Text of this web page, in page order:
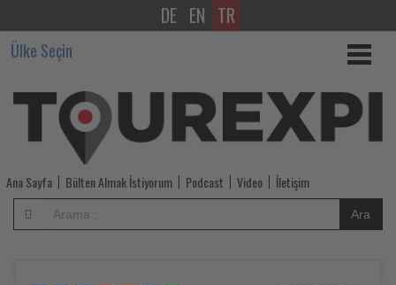
Corendon
Airlines
ihracat
şampiyonları
arasındaki
konumunu
güçlendirdi
DE EN TR
Ülke Seçin
Ana Sayfa Bülten Almak İstiyorum Podcast Video İletişim
Ara